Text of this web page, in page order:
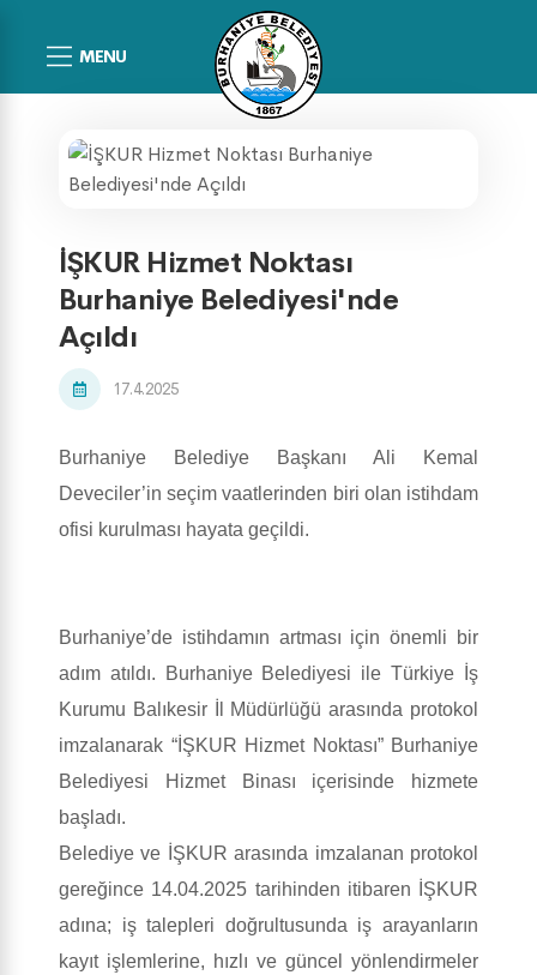
MENU
İŞKUR Hizmet Noktası
Burhaniye Belediyesi'nde
Açıldı
17.4.2025
Burhaniye Belediye Başkanı Ali Kemal
Deveciler’in seçim vaatlerinden biri olan istihdam
ofisi kurulması hayata geçildi.
Burhaniye’de istihdamın artması için önemli bir
adım atıldı. Burhaniye Belediyesi ile Türkiye İş
Kurumu Balıkesir İl Müdürlüğü arasında protokol
imzalanarak “İŞKUR Hizmet Noktası” Burhaniye
Belediyesi Hizmet Binası içerisinde hizmete
başladı.
Belediye ve İŞKUR arasında imzalanan protokol
gereğince 14.04.2025 tarihinden itibaren İŞKUR
adına; iş talepleri doğrultusunda iş arayanların
kayıt işlemlerine, hızlı ve güncel yönlendirmeler